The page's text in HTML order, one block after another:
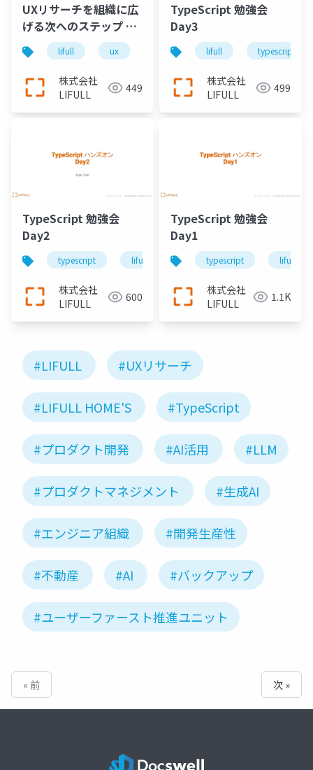
UXリサーチを組織に広
げる次へのステップ ユ
ーザーファースト推進
チームの拡大を通して
見えてきたこと
lifull ux uxリサーチ
株式会社
LIFULL
449
TypeScript 勉強会
Day3
lifull typescript
株式会社
LIFULL
499
TypeScript 勉強会
Day2
typescript lifull
株式会社
LIFULL
600
TypeScript 勉強会
Day1
typescript lifull
株式会社
LIFULL
1.1K
#LIFULL #UXリサーチ
#LIFULL HOME'S #TypeScript
#プロダクト開発 #AI活用 #LLM
#プロダクトマネジメント #生成AI
#エンジニア組織 #開発生産性
#不動産 #AI #バックアップ
#ユーザーファースト推進ユニット
« 前 次 »